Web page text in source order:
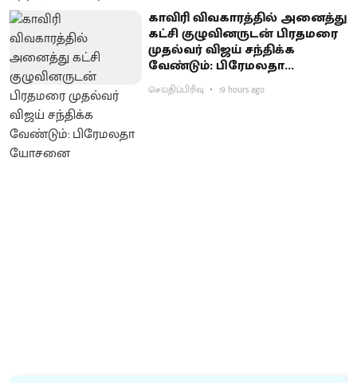
காவிரி விவகாரத்தில் அனைத்து
கட்சி குழுவினருடன் பிரதமரை
முதல்வர் விஜய் சந்திக்க
வேண்டும்: பிரேமலதா
யோசனை
செய்திப்பிரிவு 19 hours ago